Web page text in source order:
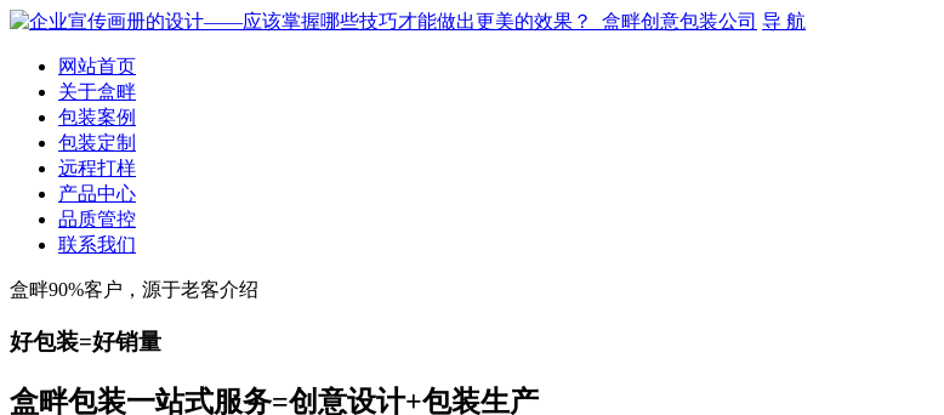
导 航
网站首页
关于盒畔
包装案例
包装定制
远程打样
产品中心
品质管控
联系我们
盒畔90%客户，源于老客介绍
好包装=好销量
盒畔包装一站式服务=创意设计+包装生产